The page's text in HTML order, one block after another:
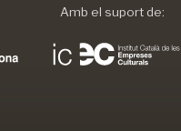
Amb el suport de: